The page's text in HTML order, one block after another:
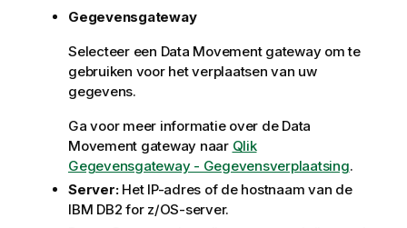
Gegevensgateway
Selecteer een Data Movement gatewayom te
gebruiken voor het verplaatsen van uw
gegevens.
Ga voor meer informatie over de Data
Movement gateway naar Qlik
Gegevensgateway - Gegevensverplaatsing.
Server:Het IP-adres of de hostnaam van de
IBM DB2 for z/OS-server.